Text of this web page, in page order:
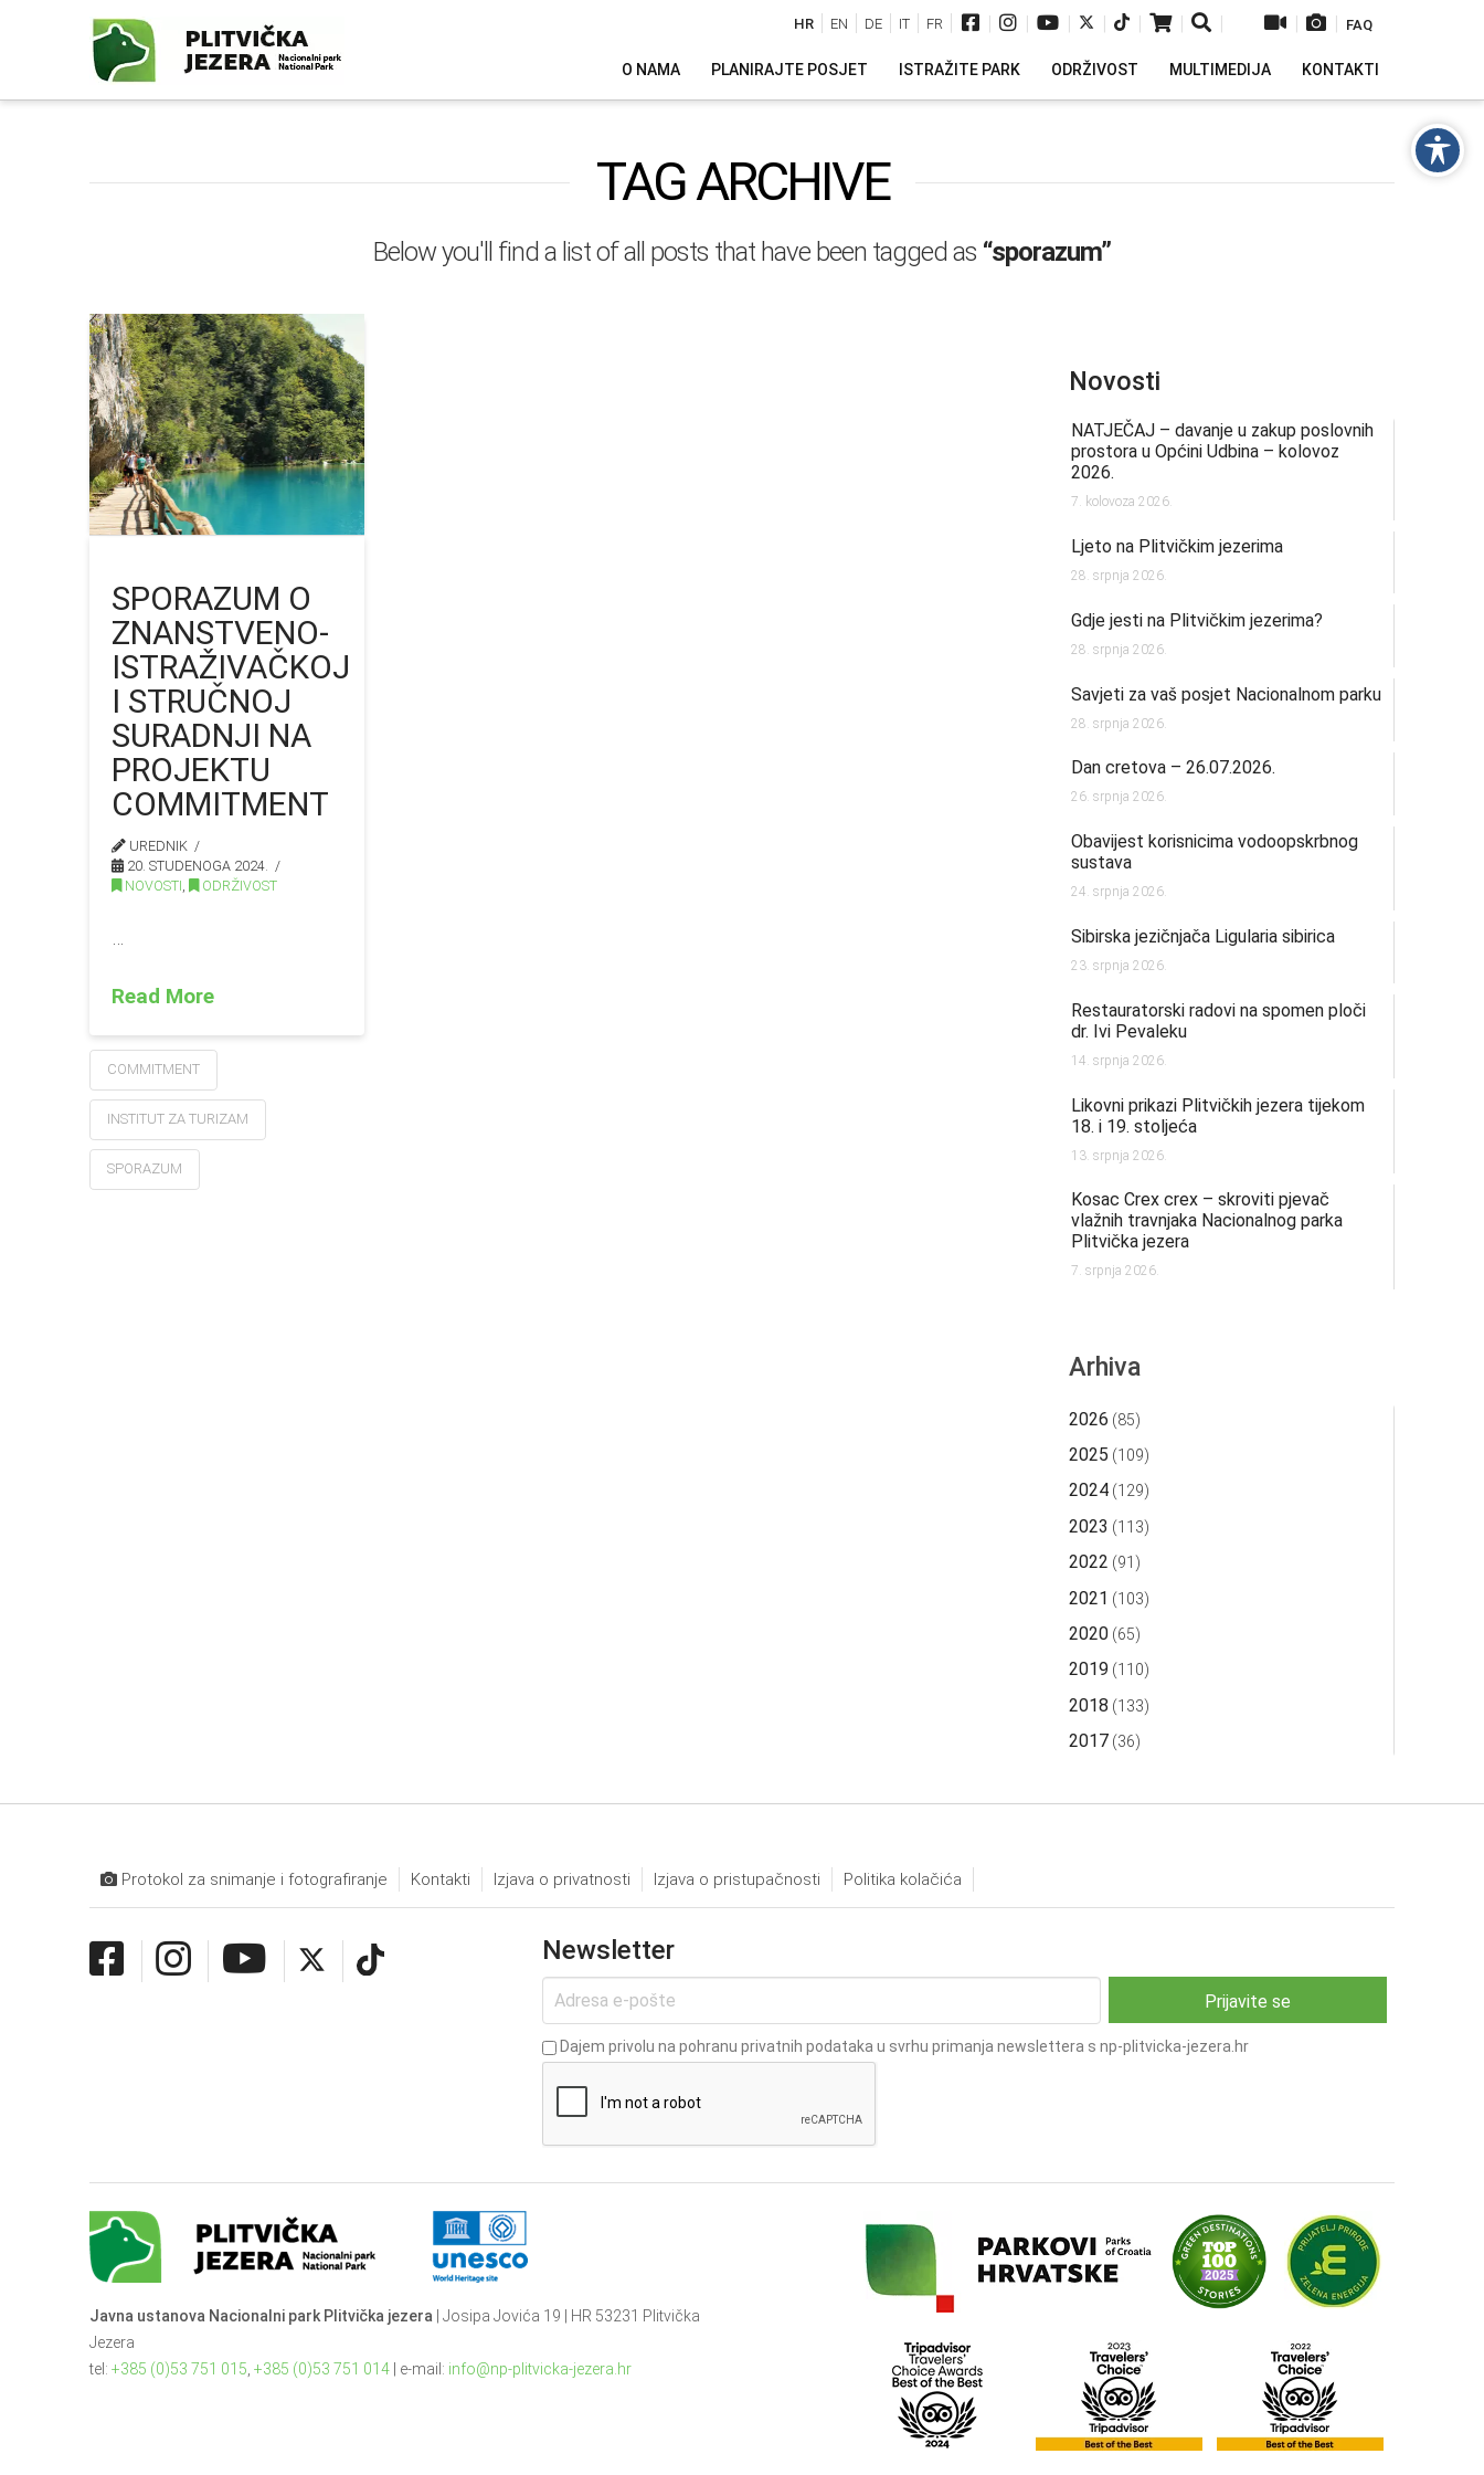
| | | | | | | | | FAQ
HR EN DE IT FR
O NAMA PLANIRAJTE POSJET ISTRAŽITE PARK ODRŽIVOST MULTIMEDIJA KONTAKTI
TAG ARCHIVE
Below you'll find a list of all posts that have been tagged as “sporazum”
SPORAZUM O
ZNANSTVENO-
ISTRAŽIVAČKOJ
I STRUČNOJ
SURADNJI NA
PROJEKTU
COMMITMENT
UREDNIK
20. STUDENOGA 2024.
NOVOSTI, ODRŽIVOST
Read More
COMMITMENT
INSTITUT ZA TURIZAM
SPORAZUM
Novosti
NATJEČAJ – davanje u zakup poslovnih
prostora u Općini Udbina – kolovoz
2026.
7. kolovoza 2026.
Ljeto na Plitvičkim jezerima
28. srpnja 2026.
Gdje jesti na Plitvičkim jezerima?
28. srpnja 2026.
Savjeti za vaš posjet Nacionalnom parku
28. srpnja 2026.
Dan cretova – 26.07.2026.
26. srpnja 2026.
Obavijest korisnicima vodoopskrbnog
sustava
24. srpnja 2026.
Sibirska jezičnjača Ligularia sibirica
23. srpnja 2026.
Restauratorski radovi na spomen ploči
dr. Ivi Pevaleku
14. srpnja 2026.
Likovni prikazi Plitvičkih jezera tijekom
18. i 19. stoljeća
13. srpnja 2026.
Kosac Crex crex – skroviti pjevač
vlažnih travnjaka Nacionalnog parka
Plitvička jezera
7. srpnja 2026.
Arhiva
2026 (85)
2025 (109)
2024 (129)
2023 (113)
2022 (91)
2021 (103)
2020 (65)
2019 (110)
2018 (133)
2017 (36)
Protokol za snimanje i fotografiranje Kontakti Izjava o privatnosti Izjava o pristupačnosti Politika kolačića
Newsletter
Dajem privolu na pohranu privatnih podataka u svrhu primanja newslettera s np-plitvicka-jezera.hr
Javna ustanova Nacionalni park Plitvička jezera| Josipa Jovića 19 | HR 53231 Plitvička
Jezera
tel: +385 (0)53 751 015, +385 (0)53 751 014| e-mail: info@np-plitvicka-jezera.hr